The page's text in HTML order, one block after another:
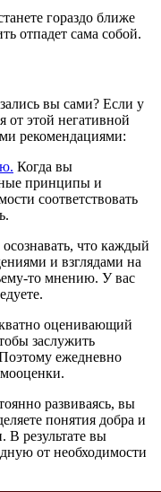
гораздо ближе
отпадет сама собой.
вы сами? Если у
от этой негативной
рекомендациями:
Когда вы
принципы и
соответствовать
что каждый
и взглядами на
то мнению. У вас
оценивающий
заслужить
ежедневно
развиваясь, вы
понятия добра и
В результате вы
от необходимости